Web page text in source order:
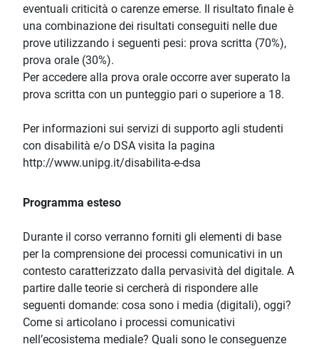
eventuali criticità o carenze emerse. Il risultato finale è
una combinazione dei risultati conseguiti nelle due
prove utilizzando i seguenti pesi: prova scritta (70%),
prova orale (30%).
Per accedere alla prova orale occorre aver superato la
prova scritta con un punteggio pari o superiore a 18.
Per informazioni sui servizi di supporto agli studenti
con disabilità e/o DSA visita la pagina
http://www.unipg.it/disabilita-e-dsa
Programma esteso
Durante il corso verranno forniti gli elementi di base
per la comprensione dei processi comunicativi in un
contesto caratterizzato dalla pervasività del digitale. A
partire dalle teorie si cercherà di rispondere alle
seguenti domande: cosa sono i media (digitali), oggi?
Come si articolano i processi comunicativi
nell’ecosistema mediale? Quali sono le conseguenze